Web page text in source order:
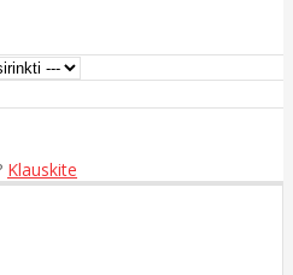
Klauskite